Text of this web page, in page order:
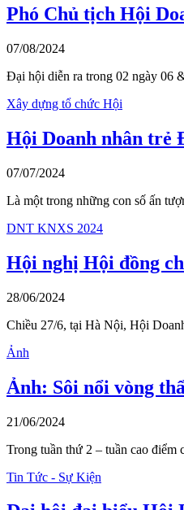
Phó Chủ tịch Hội
07/08/2024
Đại hội diễn ra trong 02 ngày 06
Xây dựng tổ chức Hội
Hội Doanh nhân trẻ
07/07/2024
Là một trong những con số ấn
DNT KNXS 2024
Hội nghị Hội đồng
28/06/2024
Chiều 27/6, tại Hà Nội, Hội
Ảnh
Ảnh: Sôi nổi vòng
21/06/2024
Trong tuần thứ 2 – tuần cao
Tin Tức - Sự Kiện